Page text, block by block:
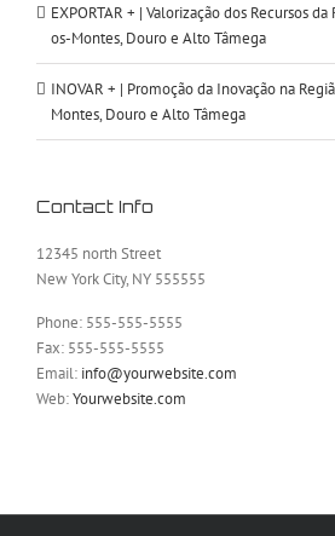
EXPORTAR + | Valorização dos Recursos
os-Montes, Douro e Alto Tâmega
INOVAR + | Promoção da Inovação na
Montes, Douro e Alto Tâmega
Contact Info
12345 north Street
New York City, NY 555555
Phone: 555-555-5555
Fax: 555-555-5555
Email: info@yourwebsite.com
Web:Yourwebsite.com